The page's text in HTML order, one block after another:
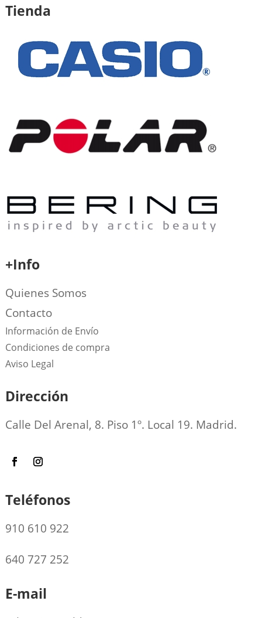
Tienda
+Info
Quienes Somos
Contacto
Información de Envío
Condiciones de compra
Aviso Legal
Dirección
Calle Del Arenal, 8. Piso 1º. Local 19. Madrid.
Teléfonos
910 610 922
640 727 252
E-mail